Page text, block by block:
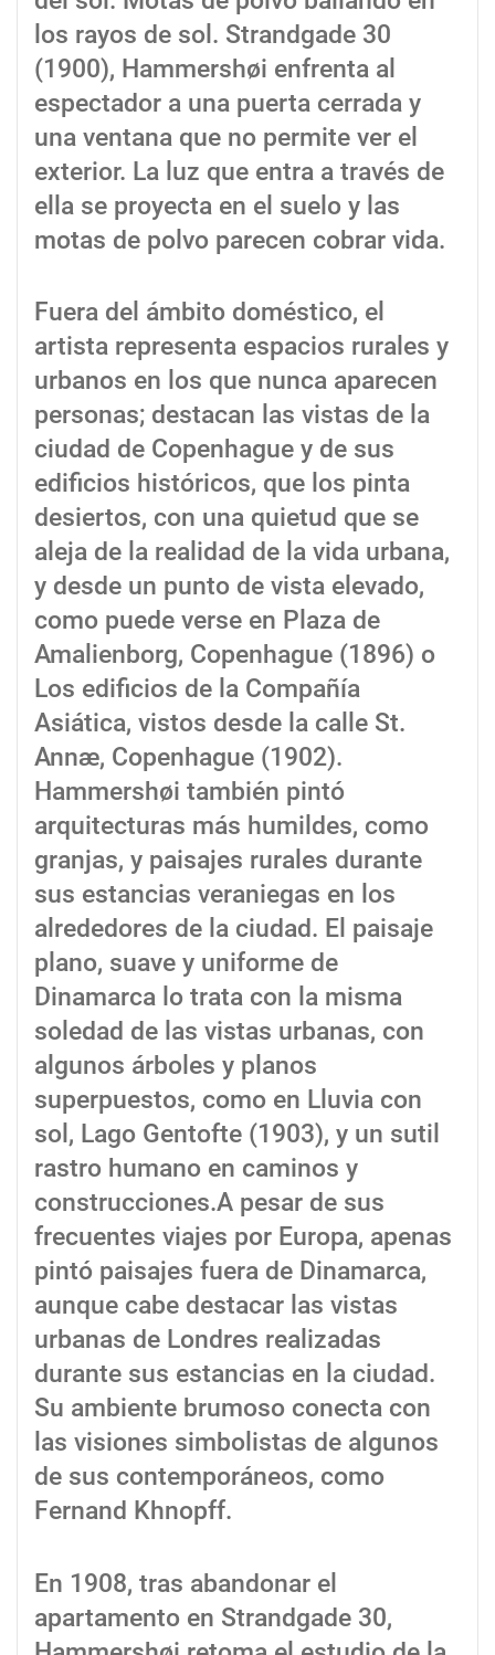
los rayos de sol. Strandgade 30
(1900), Hammershøi enfrenta al
espectador a una puerta cerrada y
una ventana que no permite ver el
exterior. La luz que entra a través de
ella se proyecta en el suelo y las
motas de polvo parecen cobrar vida.
Fuera del ámbito doméstico, el
artista representa espacios rurales y
urbanos en los que nunca aparecen
personas; destacan las vistas de la
ciudad de Copenhague y de sus
edificios históricos, que los pinta
desiertos, con una quietud que se
aleja de la realidad de la vida urbana,
y desde un punto de vista elevado,
como puede verse en Plaza de
Amalienborg, Copenhague (1896) o
Los edificios de la Compañía
Asiática, vistos desde la calle St.
Annæ, Copenhague (1902).
Hammershøi también pintó
arquitecturas más humildes, como
granjas, y paisajes rurales durante
sus estancias veraniegas en los
alrededores de la ciudad. El paisaje
plano, suave y uniforme de
Dinamarca lo trata con la misma
soledad de las vistas urbanas, con
algunos árboles y planos
superpuestos, como en Lluvia con
sol, Lago Gentofte (1903), y un sutil
rastro humano en caminos y
construcciones.A pesar de sus
frecuentes viajes por Europa, apenas
pintó paisajes fuera de Dinamarca,
aunque cabe destacar las vistas
urbanas de Londres realizadas
durante sus estancias en la ciudad.
Su ambiente brumoso conecta con
las visiones simbolistas de algunos
de sus contemporáneos, como
Fernand Khnopff.
En 1908, tras abandonar el
apartamento en Strandgade 30,